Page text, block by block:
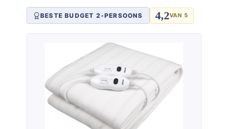
BESTE BUDGET 2-PERSOONS 4,2VAN 5